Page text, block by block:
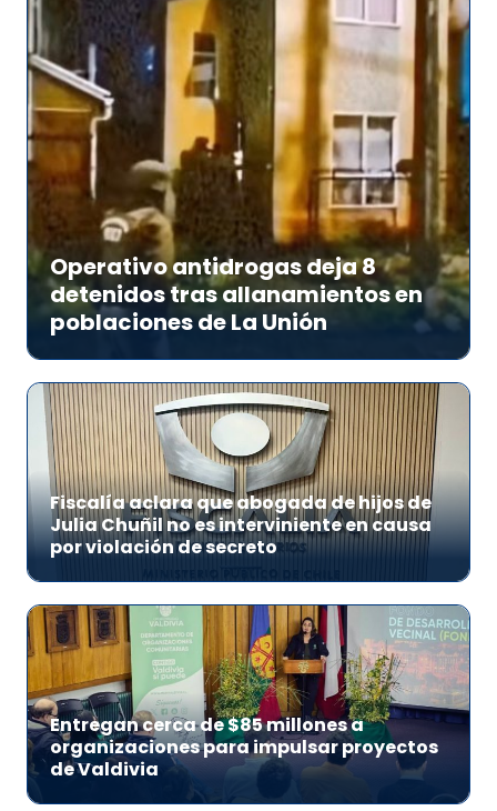
Operativo antidrogas deja 8
detenidos tras allanamientos en
poblaciones de La Unión
Fiscalía aclara que abogada de hijos de
Julia Chuñil no es interviniente en causa
por violación de secreto
Entregan cerca de $85 millones a
organizaciones para impulsar proyectos
de Valdivia